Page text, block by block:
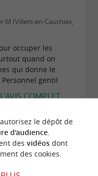
M (Villers-en-Cauchies,
occuper les
quand on
qui donne le
gentil
COMPLET
(Cravant, France)
les salles de st
le dépôt de
d'audience.
des vidéosdont
des cookies.